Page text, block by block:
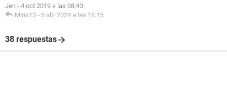
Jen - 4 oct 2019 a las 08:43
Miris13 - 5 abr 2024 a las 18:15
38 respuestas